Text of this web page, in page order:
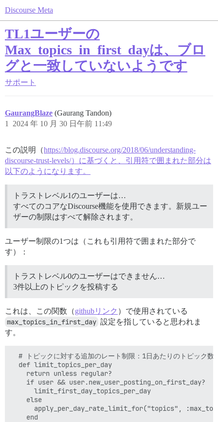
Discourse Meta
TL1ユーザーの
Max_topics_in_first_dayは、ブロ
グと一致していないようです
サポート
GaurangBlaze (Gaurang Tandon)
2024 年 10 月 30 日午前 11:49
1
この説明（https://blog.discourse.org/2018/06/understanding-
discourse-trust-levels/）に基づくと、引用符で囲まれた部分は
以下のようになります。
トラストレベル1のユーザーは…
すべてのコアなDiscourse機能を使用できます。新規ユー
ザーの制限はすべて解除されます。
ユーザー制限の1つは（これも引用符で囲まれた部分で
す）：
トラストレベル0のユーザーはできません…
3件以上のトピックを投稿する
これは、この関数（githubリンク ）で使用されている
max_topics_in_first_day 設定を指していると思われま
す。
# トピックに対する追加のレート制限：1日あたりのトピック数
  def limit_topics_per_day
    return unless regular?
    if user && user.new_user_posting_on_first_day?
      limit_first_day_topics_per_day
    else
apply_per_day_rate_limit_for("topics",
    end